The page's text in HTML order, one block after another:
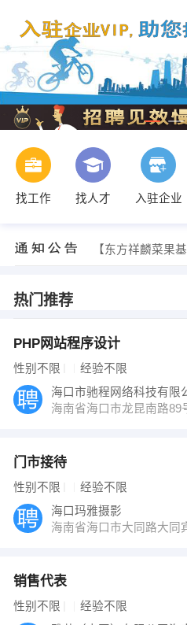
找工作 找人才 入驻企业
【东方祥麟菜果
符小姐 发布 [销售
发布 [海口业务员
【三亚心爱婚纱
热门推荐
PHP网站程序设计
性别不限 经验不限
海口市驰程网络科技有限
海南省海口市龙昆南路
门市接待
性别不限 经验不限
海口玛雅摄影
海南省海口市大同路大同
销售代表
性别不限 经验不限